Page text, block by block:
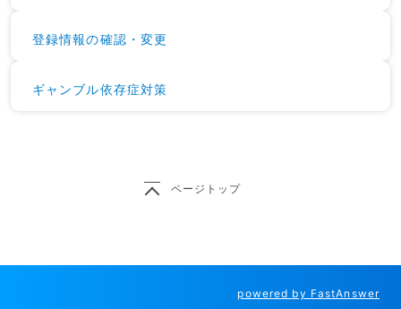
登録情報の確認・変更
ギャンブル依存症対策
ページトップ
powered by FastAnswer